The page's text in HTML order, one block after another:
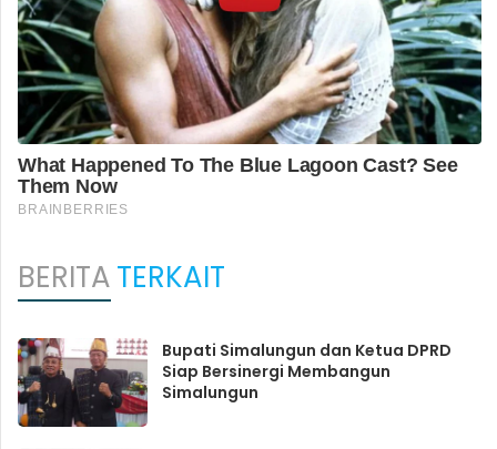
BERITATERKAIT
Bupati Simalungun dan Ketua DPRD
Siap Bersinergi Membangun
Simalungun